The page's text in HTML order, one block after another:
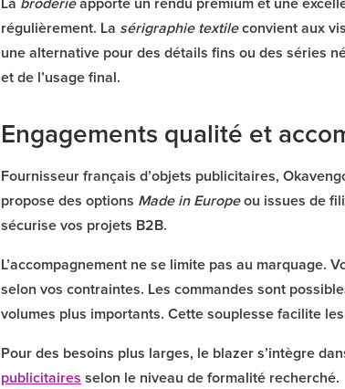
La broderieapporte un rendu premium et une
régulièrement. La sérigraphie textileconvient aux
une alternative pour des détails fins ou des séries
et de l’usage final.
Engagements qualité et
Fournisseur français d’objets publicitaires,
propose des options Made in Europeou issues de
sécurise vos projets B2B.
L’accompagnement ne se limite pas au marquage.
selon vos contraintes. Les commandes sont
volumes plus importants. Cette souplesse facilite
Pour des besoins plus larges, le blazer s’intègre
publicitaires selon le niveau de formalité recherché.